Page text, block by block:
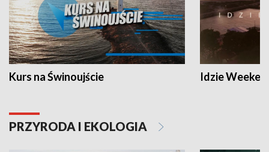
Kurs na Świnoujście Idzie
PRZYRODA I EKOLOGIA